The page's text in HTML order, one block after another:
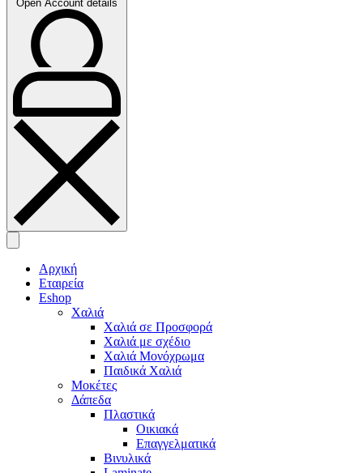
Open Account details
Αρχική
Εταιρεία
Eshop
Χαλιά
Χαλιά σε Προσφορά
Χαλιά με σχέδιο
Χαλιά Μονόχρωμα
Παιδικά Χαλιά
Μοκέτες
Δάπεδα
Πλαστικά
Οικιακά
Επαγγελματικά
Βινυλικά